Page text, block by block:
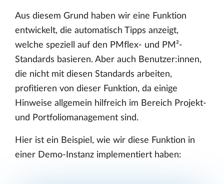
Aus diesem Grund haben wir eine Funktion
entwickelt, die automatisch Tipps anzeigt,
welche speziell auf den PMflex- und PM²-
Standards basieren. Aber auch Benutzer:innen,
die nicht mit diesen Standards arbeiten,
profitieren von dieser Funktion, da einige
Hinweise allgemein hilfreich im Bereich Projekt-
und Portfoliomanagement sind.
Hier ist ein Beispiel, wie wir diese Funktion in
einer Demo-Instanz implementiert haben: